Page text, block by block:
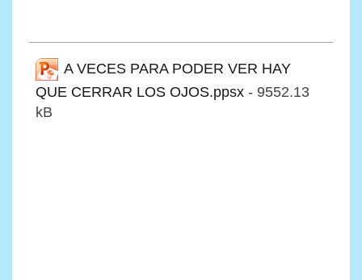
A VECES PARA PODER VER HAY
QUE CERRAR LOS OJOS.ppsx - 9552.13
kB